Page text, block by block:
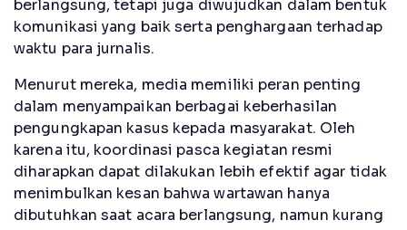
berlangsung, tetapi juga diwujudkan dalam bentuk
komunikasi yang baik serta penghargaan terhadap
waktu para jurnalis.
Menurut mereka, media memiliki peran penting
dalam menyampaikan berbagai keberhasilan
pengungkapan kasus kepada masyarakat. Oleh
karena itu, koordinasi pasca kegiatan resmi
diharapkan dapat dilakukan lebih efektif agar tidak
menimbulkan kesan bahwa wartawan hanya
dibutuhkan saat acara berlangsung, namun kurang